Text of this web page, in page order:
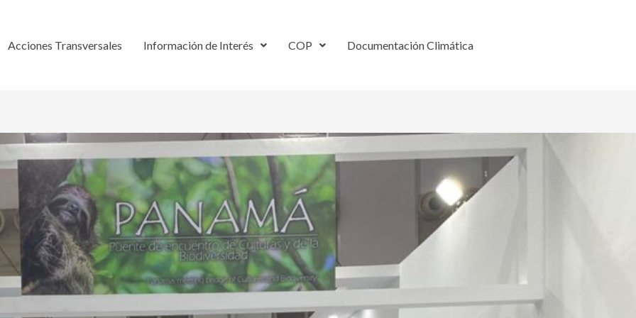
Acciones Transversales Información de Interés COP Documentación Climática